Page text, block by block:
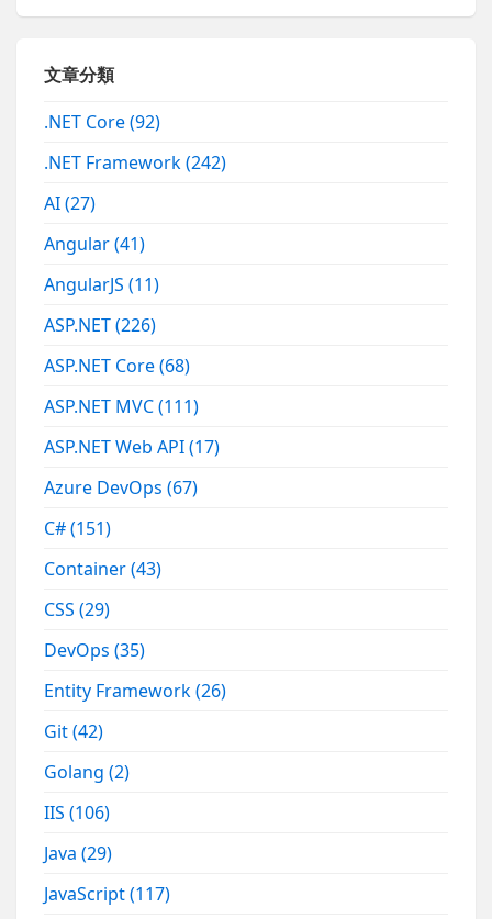
文章分類
.NET Core(92)
.NET Framework(242)
AI(27)
Angular(41)
AngularJS(11)
ASP.NET(226)
ASP.NET Core(68)
ASP.NET MVC(111)
ASP.NET Web API(17)
Azure DevOps(67)
C#(151)
Container(43)
CSS(29)
DevOps(35)
Entity Framework(26)
Git(42)
Golang(2)
IIS(106)
Java(29)
JavaScript(117)